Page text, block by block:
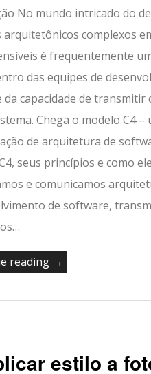
No mundo intricado do
complexos
é frequentemente
das equipes de
da capacidade de
Chega o modelo C4
de arquitetura de
seus princípios e como
e comunicamos
de software,
reading →
estilo a